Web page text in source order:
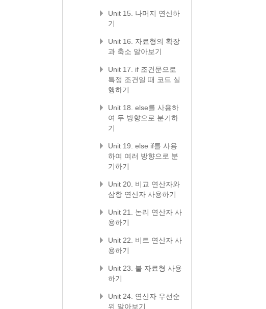
Unit 15. 나머지 연산하
기
Unit 16. 자료형의 확장
과 축소 알아보기
Unit 17. if 조건문으로
특정 조건일 때 코드 실
행하기
Unit 18. else를 사용하
여 두 방향으로 분기하
기
Unit 19. else if를 사용
하여 여러 방향으로 분
기하기
Unit 20. 비교 연산자와
삼항 연산자 사용하기
Unit 21. 논리 연산자 사
용하기
Unit 22. 비트 연산자 사
용하기
Unit 23. 불 자료형 사용
하기
Unit 24. 연산자 우선순
위 알아보기